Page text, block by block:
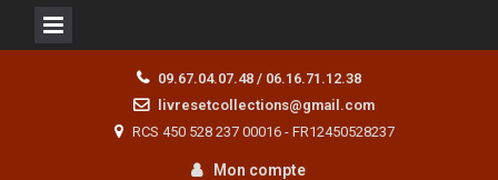
09.67.04.07.48 / 06.16.71.12.38
livresetcollections@gmail.com
RCS 450 528 237 00016 - FR12450528237
Mon compte